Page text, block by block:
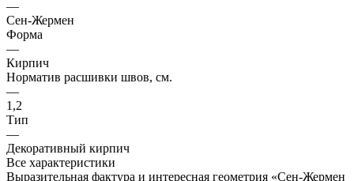
—
Сен-Жермен
Форма
—
Кирпич
Норматив расшивки швов, см.
—
1,2
Тип
—
Декоративный кирпич
Все характеристики
Выразительная фактура и интересная геометрия «Сен-Жермен